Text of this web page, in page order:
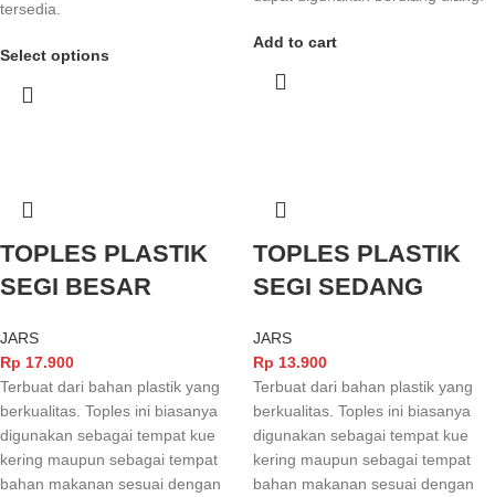
tersedia.
Select options
Add to cart
TOPLES PLASTIK
SEGI BESAR
JARS
Rp 17.900
Terbuat dari bahan plastik yang
berkualitas. Toples ini biasanya
digunakan sebagai tempat kue
kering maupun sebagai tempat
bahan makanan sesuai dengan
TOPLES PLASTIK
SEGI SEDANG
JARS
Rp 13.900
Terbuat dari bahan plastik yang
berkualitas. Toples ini biasanya
digunakan sebagai tempat kue
kering maupun sebagai tempat
bahan makanan sesuai dengan